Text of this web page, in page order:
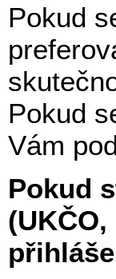
Pokud
Pokud
Vám
Pokud